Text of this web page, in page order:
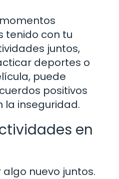
tenido con tu
juntos,
deportes o
puede
positivos
la inseguridad.
en
nuevo juntos.